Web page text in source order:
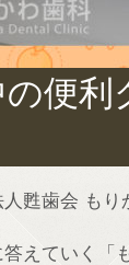
便利
甦歯会 もり
えていく「